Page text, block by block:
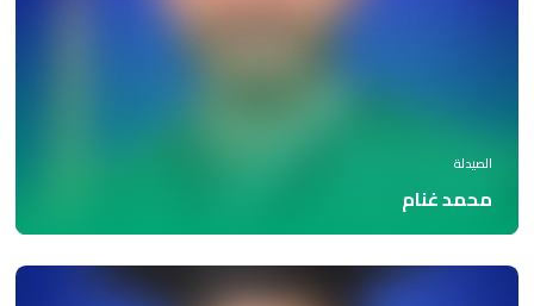
الصيدلة
محمد غنام